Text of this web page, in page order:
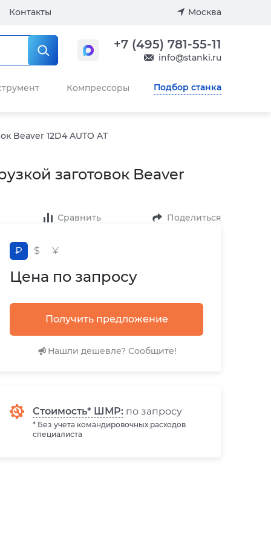
Контакты Москва
+7 (495) 781-55-11
info@stanki.ru
Компрессоры Подбор станка
Beaver 12D4 AUTO AT
заготовок Beaver
Сравнить Поделиться
₽ $ ¥
Цена по запросу
Получить предложение
Нашли дешевле? Сообщите!
Стоимость* ШМР: по запросу
* Без учета командировочных расходов
специалиста